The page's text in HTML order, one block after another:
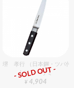
堺 孝行 （日本鋼・ツバ
包丁・ハサミ
¥ 4,904
- SOLD OUT -